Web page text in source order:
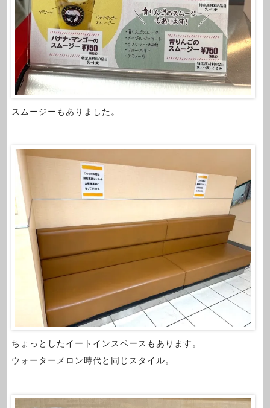
スムージーもありました。
ちょっとしたイートインスペースもあります。
ウォーターメロン時代と同じスタイル。